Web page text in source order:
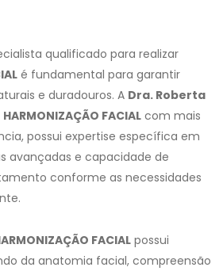
qualificado para realizar
é fundamental para garantir
e duradouros. A Dra. Roberta
HARMONIZAÇÃO FACIAL com mais
possui expertise específica em
avançadas e capacidade de
conforme as necessidades
FACIAL possui
da anatomia facial, compreensão